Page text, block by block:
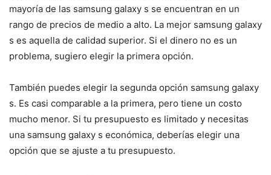
mayoría de las samsung galaxy s se encuentran en un
rango de precios de medio a alto. La mejor samsung galaxy
s es aquella de calidad superior. Si el dinero no es un
problema, sugiero elegir la primera opción.
También puedes elegir la segunda opción samsung galaxy
s. Es casi comparable a la primera, pero tiene un costo
mucho menor. Si tu presupuesto es limitado y necesitas
una samsung galaxy s económica, deberías elegir una
opción que se ajuste a tu presupuesto.